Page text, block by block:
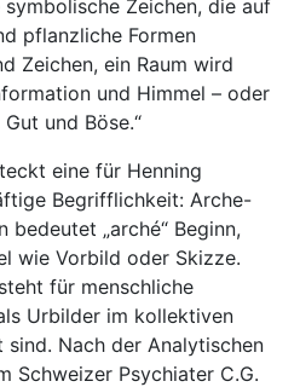
Zeichen, die auf
pflanzliche Formen
Zeichen, ein Raum wird
und Himmel – oder
und Böse.“
eine für Henning
Begrifflichkeit: Arche-
bedeutet „arché“ Beginn,
wie Vorbild oder Skizze.
für menschliche
Urbilder im kollektiven
Nach der Analytischen
Schweizer Psychiater C.G.